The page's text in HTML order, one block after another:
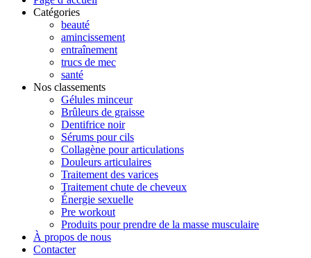
Catégories
beauté
amincissement
entraînement
trucs de mec
santé
Nos classements
Gélules minceur
Brûleurs de graisse
Dentifrice noir
Sérums pour cils
Collagène pour articulations
Douleurs articulaires
Traitement des varices
Traitement chute de cheveux
Énergie sexuelle
Pre workout
Produits pour prendre de la masse musculaire
À propos de nous
Contacter